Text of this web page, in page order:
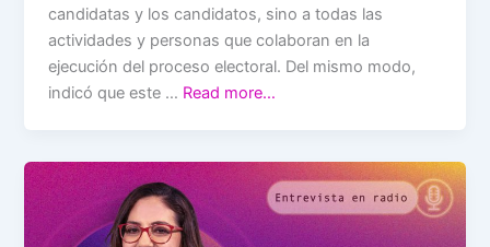
candidatas y los candidatos, sino a todas las
actividades y personas que colaboran en la
ejecución del proceso electoral. Del mismo modo,
indicó que este … Read more…